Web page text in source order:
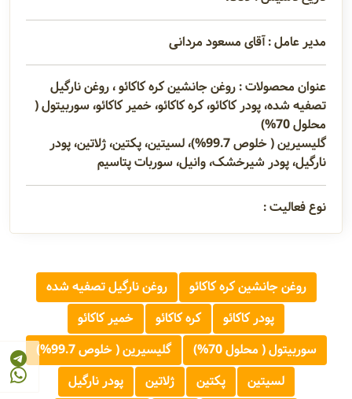
مدیر عامل : آقای مسعود مردانی
عنوان محصولات : روغن جانشین کره کاکائو ، روغن نارگیل
تصفیه شده، پودر کاکائو، کره کاکائو، خمیر کاکائو، سوربیتول (
محلول 70%)
گلیسیرین ( خلوص 99.7%)، لسیتین، پکتین، ژلاتین، پودر
نارگیل، پودر شیرخشک، وانیل، سوربات پتاسیم
نوع فعالیت :
روغن جانشین کره کاکائو
روغن نارگیل تصفیه شده
پودر کاکائو
کره کاکائو
خمیر کاکائو
سوربیتول ( محلول 70%)
گلیسیرین ( خلوص 99.7%)
لسیتین
پکتین ژلاتین پودر نارگیل